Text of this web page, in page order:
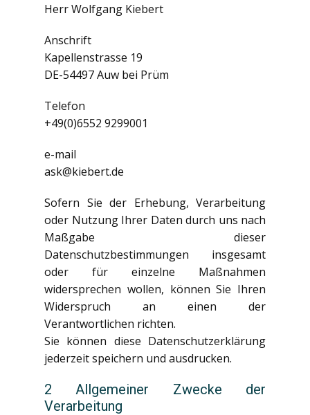
Herr Wolfgang Kiebert
Anschrift
Kapellenstrasse 19
DE-54497 Auw bei Prüm
Telefon
+49(0)6552 9299001
e-mail
ask@kiebert.de
Sofern Sie der Erhebung, Verarbeitung
oder Nutzung Ihrer Daten durch uns nach
Maßgabe dieser
Datenschutzbestimmungen insgesamt
oder für einzelne Maßnahmen
widersprechen wollen, können Sie Ihren
Widerspruch an einen der
Verantwortlichen richten.
Sie können diese Datenschutzerklärung
jederzeit speichern und ausdrucken.
2 Allgemeiner Zwecke der
Verarbeitung